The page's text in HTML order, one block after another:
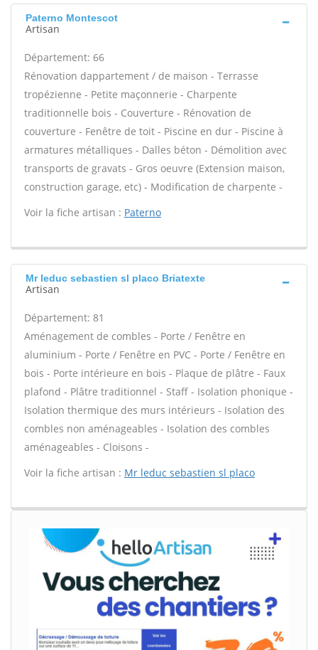
Paterno Montescot
Artisan
Département: 66
Rénovation dappartement / de maison - Terrasse
tropézienne - Petite maçonnerie - Charpente
traditionnelle bois - Couverture - Rénovation de
couverture - Fenêtre de toit - Piscine en dur - Piscine à
armatures métalliques - Dalles béton - Démolition avec
transports de gravats - Gros oeuvre (Extension maison,
construction garage, etc) - Modification de charpente -
Voir la fiche artisan : Paterno
Mr leduc sebastien sl placo Briatexte
Artisan
Département: 81
Aménagement de combles - Porte / Fenêtre en
aluminium - Porte / Fenêtre en PVC - Porte / Fenêtre en
bois - Porte intérieure en bois - Plaque de plâtre - Faux
plafond - Plâtre traditionnel - Staff - Isolation phonique -
Isolation thermique des murs intérieurs - Isolation des
combles non aménageables - Isolation des combles
aménageables - Cloisons -
Voir la fiche artisan : Mr leduc sebastien sl placo